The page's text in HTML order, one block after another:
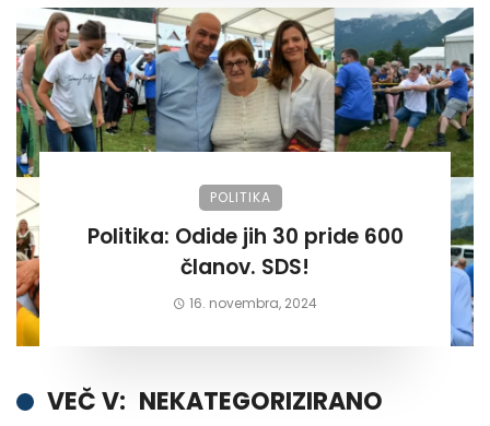
POLITIKA
Politika: Odide jih 30 pride 600
članov. SDS!
16. novembra, 2024
VEČ V: NEKATEGORIZIRANO